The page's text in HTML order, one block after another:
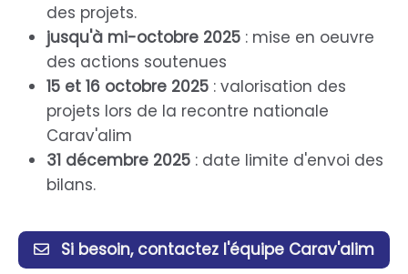
des projets.
jusqu'à mi-octobre 2025 : mise en oeuvre
des actions soutenues
15 et 16 octobre 2025 : valorisation des
projets lors de la recontre nationale
Carav'alim
31 décembre 2025 : date limite d'envoi des
bilans.
Si besoin, contactez l'équipe Carav'alim